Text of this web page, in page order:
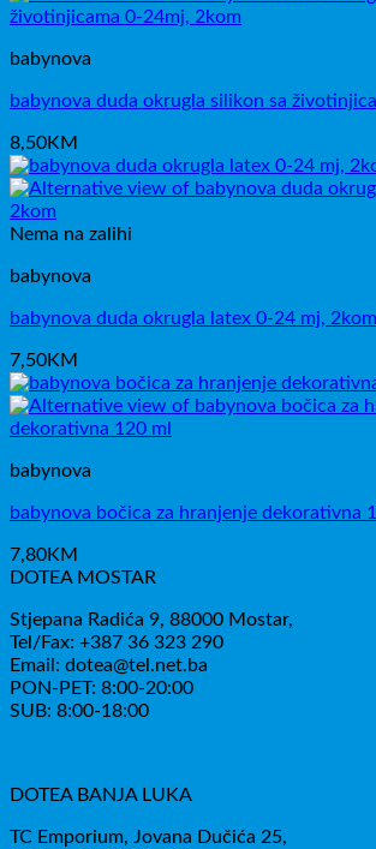
babynova
babynova duda okrugla silikon sa
8,50KM
Nema na zalihi
babynova
babynova duda okrugla latex 0-24 mj, 2kom
7,50KM
babynova
babynova bočica za hranjenje dekorativna
7,80KM
DOTEA MOSTAR
Stjepana Radića 9, 88000 Mostar,
Tel/Fax: +387 36 323 290
Email: dotea@tel.net.ba
PON-PET: 8:00-20:00
SUB: 8:00-18:00
DOTEA BANJA LUKA
TC Emporium, Jovana Dučića 25,